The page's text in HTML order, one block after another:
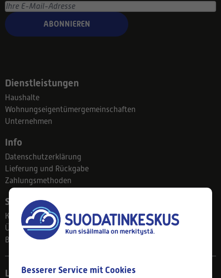
ABONNIEREN
Dienstleistungen
Haushalte
Wohnungseigentümergemeinschaften
Unternehmen
Info
Datenschutzerklärung
Lieferung und Rückgabe
Zahlungsmethoden
Suodatinkeskus
Kontakt
Über uns
Blog
Ladengeschäft
Besserer Service mit Cookies